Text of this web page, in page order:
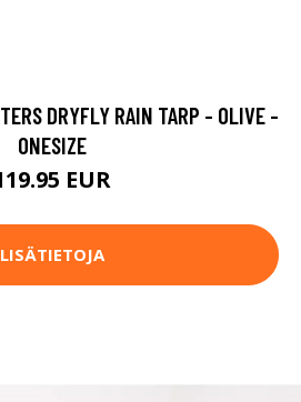
DRYFLY RAIN TARP - OLIVE -
ONESIZE
EUR
LISÄTIETOJA